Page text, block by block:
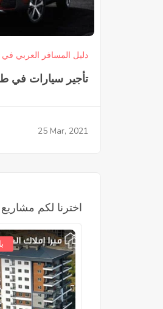
دليل المسافر العربي في
تأجير سيارات في
25 Mar, 2021
اخترنا لكم